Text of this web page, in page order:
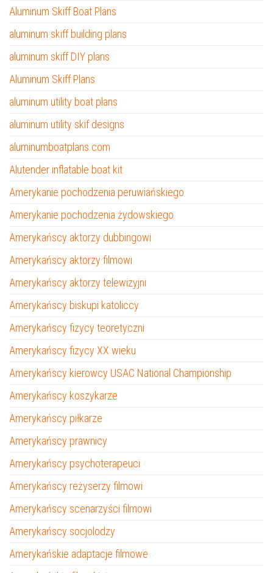
Aluminum Skiff Boat Plans
aluminum skiff building plans
aluminum skiff DIY plans
Aluminum Skiff Plans
aluminum utility boat plans
aluminum utility skif designs
aluminumboatplans.com
Alutender inflatable boat kit
Amerykanie pochodzenia peruwiańskiego
Amerykanie pochodzenia żydowskiego
Amerykańscy aktorzy dubbingowi
Amerykańscy aktorzy filmowi
Amerykańscy aktorzy telewizyjni
Amerykańscy biskupi katoliccy
Amerykańscy fizycy teoretyczni
Amerykańscy fizycy XX wieku
Amerykańscy kierowcy USAC National Championship
Amerykańscy koszykarze
Amerykańscy piłkarze
Amerykańscy prawnicy
Amerykańscy psychoterapeuci
Amerykańscy reżyserzy filmowi
Amerykańscy scenarzyści filmowi
Amerykańscy socjolodzy
Amerykańskie adaptacje filmowe